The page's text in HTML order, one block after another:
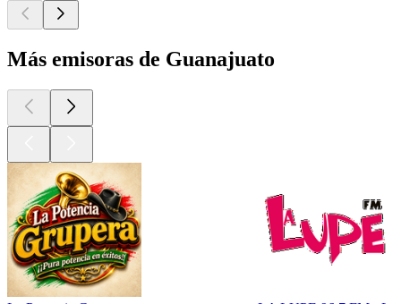
Más emisoras de Guanajuato